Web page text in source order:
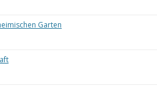
Garten